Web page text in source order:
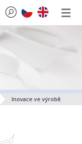
Inovace ve výrobě